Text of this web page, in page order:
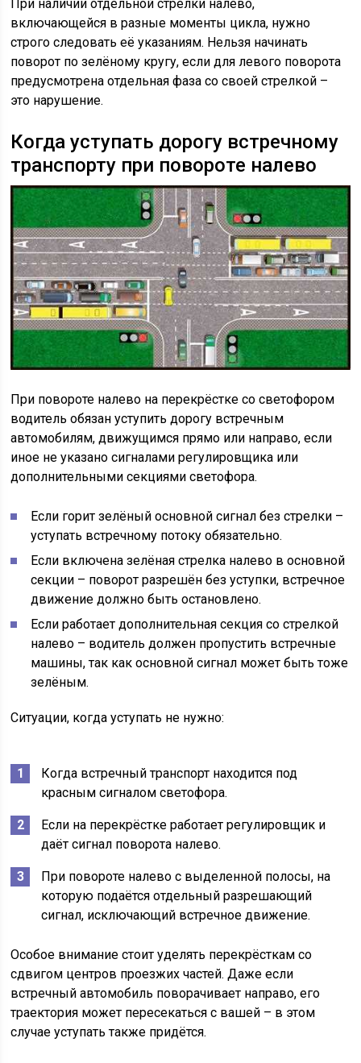
При наличии отдельной стрелки налево,
включающейся в разные моменты цикла, нужно
строго следовать её указаниям. Нельзя начинать
поворот по зелёному кругу, если для левого поворота
предусмотрена отдельная фаза со своей стрелкой –
это нарушение.
Когда уступать дорогу встречному
транспорту при повороте налево
При повороте налево на перекрёстке со светофором
водитель обязан уступить дорогу встречным
автомобилям, движущимся прямо или направо, если
иное не указано сигналами регулировщика или
дополнительными секциями светофора.
Если горит зелёный основной сигнал без стрелки –
уступать встречному потоку обязательно.
Если включена зелёная стрелка налево в основной
секции – поворот разрешён без уступки, встречное
движение должно быть остановлено.
Если работает дополнительная секция со стрелкой
налево – водитель должен пропустить встречные
машины, так как основной сигнал может быть тоже
зелёным.
Ситуации, когда уступать не нужно:
Когда встречный транспорт находится под
красным сигналом светофора.
Если на перекрёстке работает регулировщик и
даёт сигнал поворота налево.
При повороте налево с выделенной полосы, на
которую подаётся отдельный разрешающий
сигнал, исключающий встречное движение.
Особое внимание стоит уделять перекрёсткам со
сдвигом центров проезжих частей. Даже если
встречный автомобиль поворачивает направо, его
траектория может пересекаться с вашей – в этом
случае уступать также придётся.